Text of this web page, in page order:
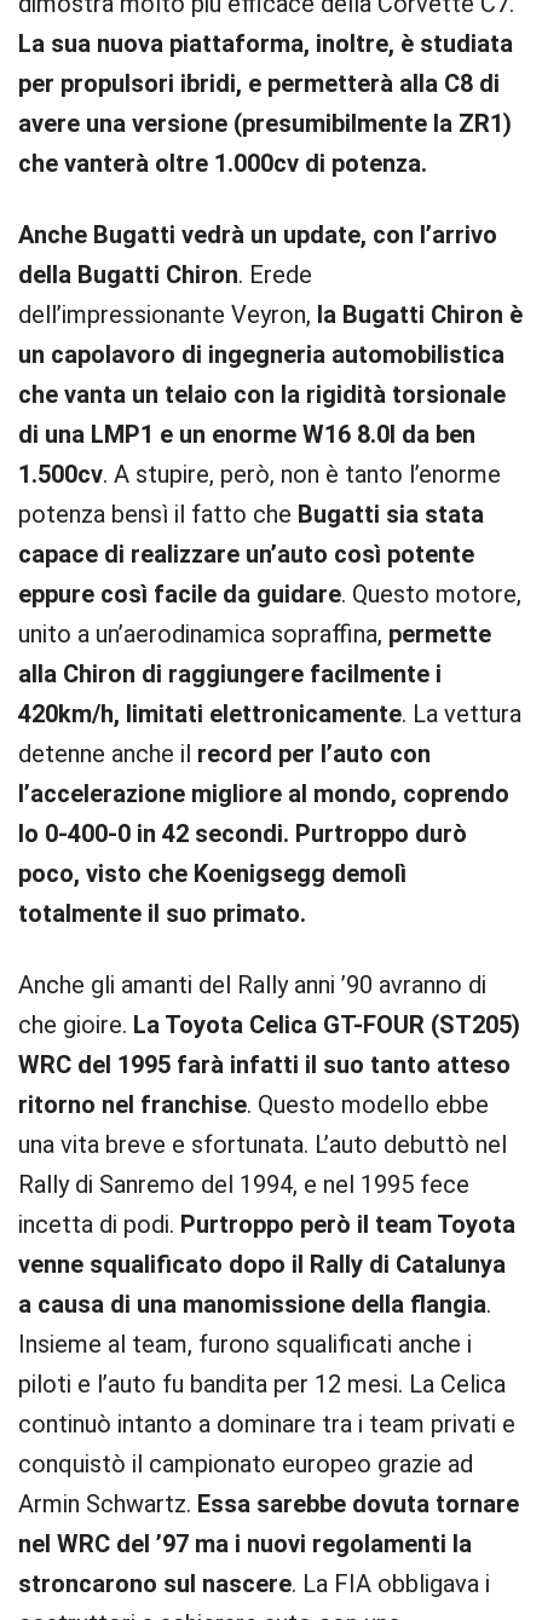
La sua nuova piattaforma, inoltre, è studiata
per propulsori ibridi, e permetterà alla C8 di
avere una versione (presumibilmente la ZR1)
che vanterà oltre 1.000cv di potenza.
Anche Bugatti vedrà un update, con l’arrivo
della Bugatti Chiron. Erede
dell’impressionante Veyron, la Bugatti Chiron è
un capolavoro di ingegneria automobilistica
che vanta un telaio con la rigidità torsionale
di una LMP1 e un enorme W16 8.0l da ben
1.500cv. A stupire, però, non è tanto l’enorme
potenza bensì il fatto che Bugatti sia stata
capace di realizzare un’auto così potente
eppure così facile da guidare. Questo motore,
unito a un’aerodinamica sopraffina, permette
alla Chiron di raggiungere facilmente i
420km/h, limitati elettronicamente. La vettura
detenne anche il record per l’auto con
l’accelerazione migliore al mondo, coprendo
lo 0-400-0 in 42 secondi. Purtroppo durò
poco, visto che Koenigsegg demolì
totalmente il suo primato.
Anche gli amanti del Rally anni ’90 avranno di
che gioire. La Toyota Celica GT-FOUR (ST205)
WRC del 1995 farà infatti il suo tanto atteso
ritorno nel franchise. Questo modello ebbe
una vita breve e sfortunata. L’auto debuttò nel
Rally di Sanremo del 1994, e nel 1995 fece
incetta di podi. Purtroppo però il team Toyota
venne squalificato dopo il Rally di Catalunya
a causa di una manomissione della flangia.
Insieme al team, furono squalificati anche i
piloti e l’auto fu bandita per 12 mesi. La Celica
continuò intanto a dominare tra i team privati e
conquistò il campionato europeo grazie ad
Armin Schwartz. Essa sarebbe dovuta tornare
nel WRC del ’97 ma i nuovi regolamenti la
stroncarono sul nascere. La FIA obbligava i